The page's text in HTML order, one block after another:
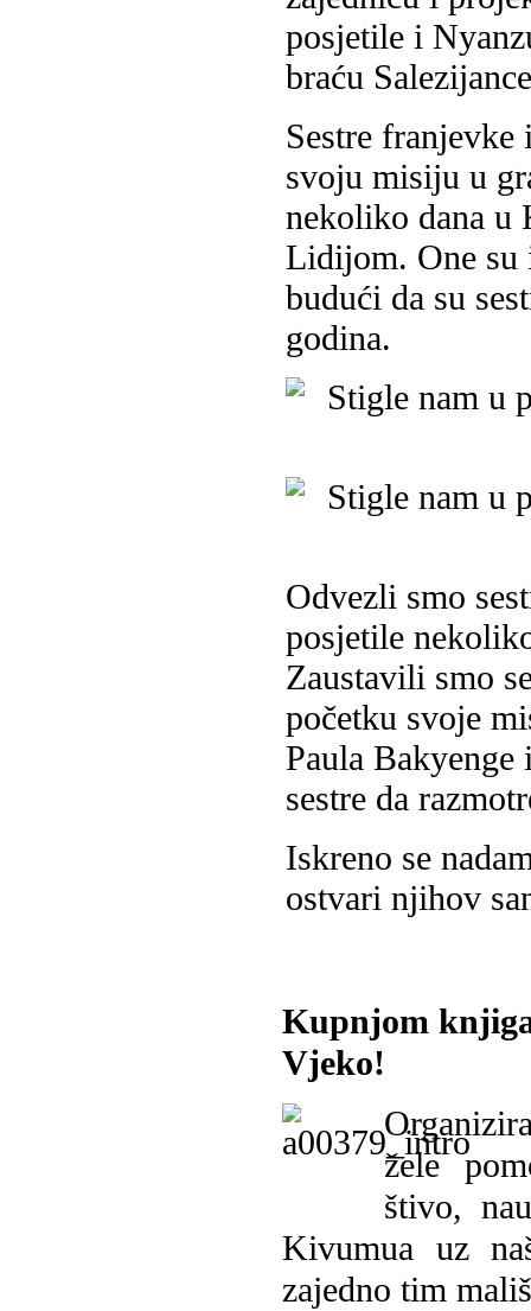
posjetile i
braću
Sestre
svoju misiju u
nekoliko dana u
Lidijom. One su
budući da su
godina.
Odvezli smo
posjetile
Zaustavili smo
početku svoje
Paula
sestre da
Iskreno se
ostvari njihov
Kupnjom
Vjeko!
žele
štivo,
Kivumua uz
zajedno tim